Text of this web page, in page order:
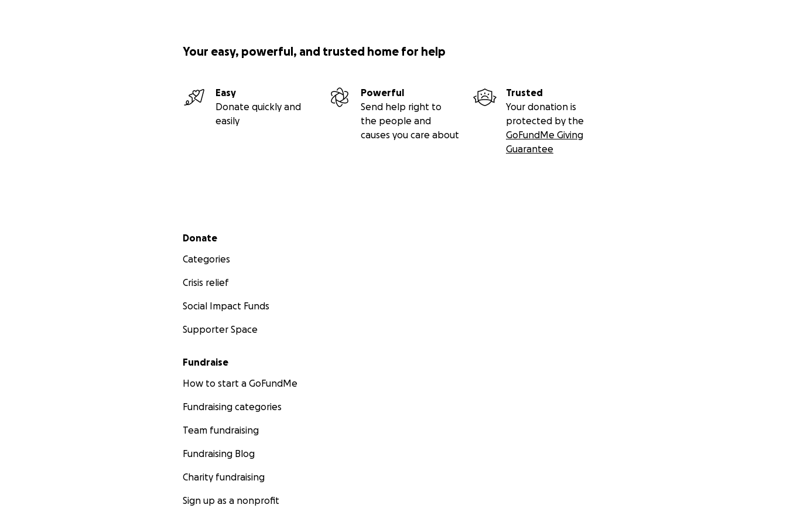
Your easy, powerful, and trusted home for help
Easy
Donate quickly and
easily
Powerful
Send help right to
the people and
causes you care about
Trusted
Your donation is
protected by the
GoFundMe Giving
Guarantee
Secondary menu
Donate
Categories
Crisis relief
Social Impact Funds
Supporter Space
Fundraise
How to start a GoFundMe
Fundraising categories
Team fundraising
Fundraising Blog
Charity fundraising
Sign up as a nonprofit